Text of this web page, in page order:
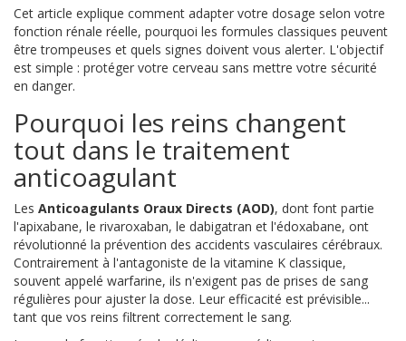
Cet article explique comment adapter votre dosage selon votre
fonction rénale réelle, pourquoi les formules classiques peuvent
être trompeuses et quels signes doivent vous alerter. L'objectif
est simple : protéger votre cerveau sans mettre votre sécurité
en danger.
Pourquoi les reins changent
tout dans le traitement
anticoagulant
Les Anticoagulants Oraux Directs (AOD), dont font partie
l'apixabane, le rivaroxaban, le dabigatran et l'édoxabane, ont
révolutionné la prévention des accidents vasculaires cérébraux.
Contrairement à l'antagoniste de la vitamine K classique,
souvent appelé warfarine, ils n'exigent pas de prises de sang
régulières pour ajuster la dose. Leur efficacité est prévisible...
tant que vos reins filtrent correctement le sang.